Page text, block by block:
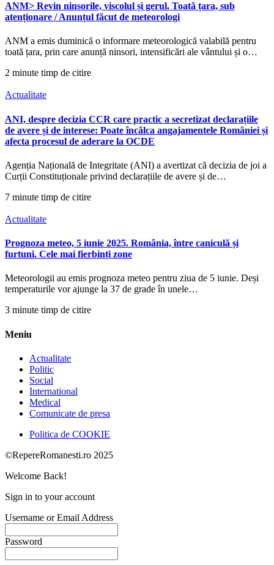
ANM> Revin ninsorile, viscolul și gerul. Toată țara, sub
atenționare / Anunțul făcut de meteorologi
ANM a emis duminică o informare meteorologică valabilă pentru
toată țara, prin care anunță ninsori, intensificări ale vântului și o…
2 minute timp de citire
Actualitate
ANI, despre decizia CCR care practic a secretizat declarațiile
de avere și de interese: Poate încălca angajamentele României și
afecta procesul de aderare la OCDE
Agenția Națională de Integritate (ANI) a avertizat că decizia de joi a
Curții Constituționale privind declarațiile de avere și de…
7 minute timp de citire
Actualitate
Prognoza meteo, 5 iunie 2025. România, între caniculă și
furtuni. Cele mai fierbinți zone
Meteorologii au emis prognoza meteo pentru ziua de 5 iunie. Deși
temperaturile vor ajunge la 37 de grade în unele…
3 minute timp de citire
Meniu
Actualitate
Politic
Social
International
Medical
Comunicate de presa
Politica de COOKIE
©RepereRomanesti.ro 2025
Welcome Back!
Sign in to your account
Username or Email Address
Password